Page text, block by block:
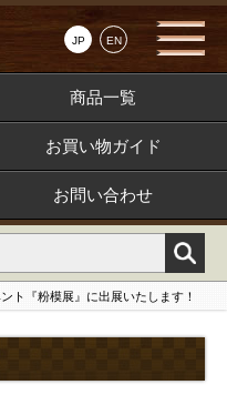
JP EN
商品一覧
お買い物ガイド
お問い合わせ
ト『粉模展』に出展いたします！